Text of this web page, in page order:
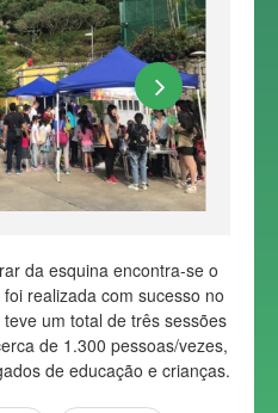
da esquina encontra-se o
realizada com sucesso no
um total de três sessões
de 1.300 pessoas/vezes,
de educação e crianças.